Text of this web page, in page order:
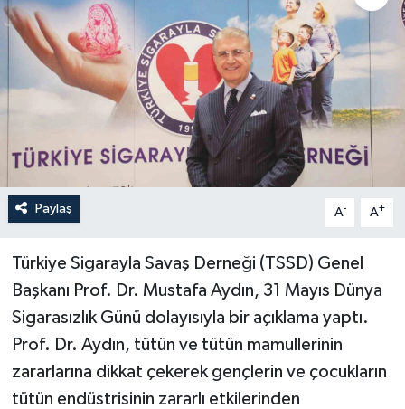
Paylaş A- A+
Türkiye Sigarayla Savaş Derneği (TSSD) Genel
Başkanı Prof. Dr. Mustafa Aydın, 31 Mayıs Dünya
Sigarasızlık Günü dolayısıyla bir açıklama yaptı.
Prof. Dr. Aydın, tütün ve tütün mamullerinin
zararlarına dikkat çekerek gençlerin ve çocukların
tütün endüstrisinin zararlı etkilerinden